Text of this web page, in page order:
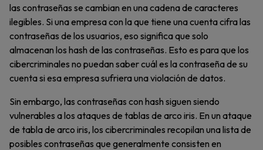
las contraseñas se cambian en una cadena de caracteres
ilegibles. Si una empresa con la que tiene una cuenta cifra las
contraseñas de los usuarios, eso significa que solo
almacenan los hash de las contraseñas. Esto es para que los
cibercriminales no puedan saber cuál es la contraseña de su
cuenta si esa empresa sufriera una violación de datos.
Sin embargo, las contraseñas con hash siguen siendo
vulnerables a los ataques de tablas de arco iris. En un ataque
de tabla de arco iris, los cibercriminales recopilan una lista de
posibles contraseñas que generalmente consisten en